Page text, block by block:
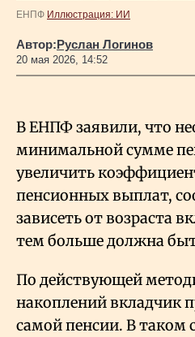
О нас
ЕНПФ Иллюстрация: ИИ
Автор:Руслан Логинов
20 мая 2026, 14:52
В ЕНПФ заявили, что
минимальной сумме
увеличить
пенсионных выплат,
зависеть от возраста
тем больше должна
По действующей
накоплений вкладчик
самой пенсии. В таком